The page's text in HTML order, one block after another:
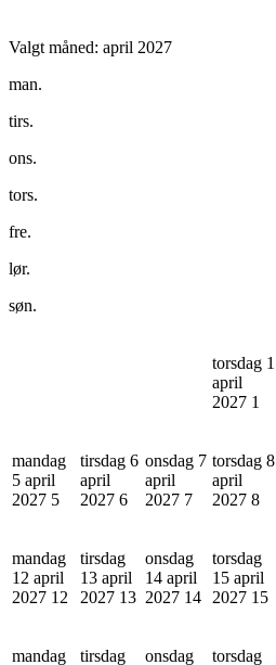
Valgt måned: april 2027
man.
tirs.
ons.
tors.
fre.
lør.
søn.
torsdag 1
april
2027 1
mandag
5 april
2027 5
tirsdag 6
april
2027 6
onsdag 7
april
2027 7
torsdag 8
april
2027 8
mandag
12 april
2027 12
tirsdag
13 april
2027 13
onsdag
14 april
2027 14
torsdag
15 april
2027 15
mandag tirsdag onsdag torsdag